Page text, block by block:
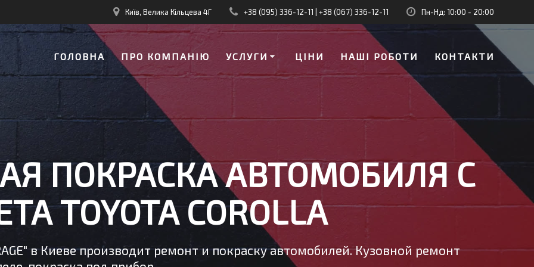
Київ, Велика Кільцева 4Г +38 (095) 336-12-11 +38 (067) 336-12-11 Пн-Нд: 10:00 - 20:00
ГОЛОВНА ПРО КОМПАНІЮ УСЛУГИ ЦІНИ НАШІ РОБОТИ КОНТАКТИ
ПОКРАСКА АВТОМОБИЛЯ С
TOYOTA COROLLA
в Киеве производит ремонт и покраску автомобилей. Кузовной ремонт